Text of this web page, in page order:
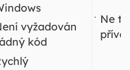
vyžadován
kód
Ne